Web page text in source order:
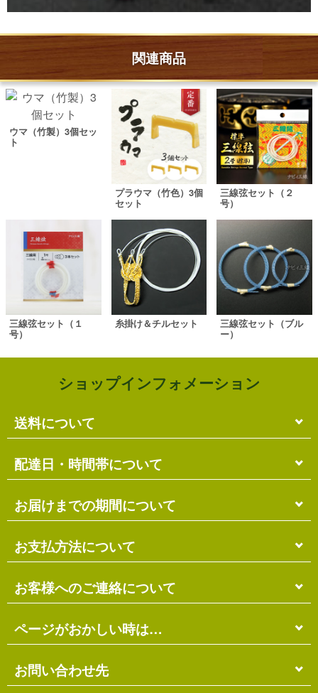
関連商品
ウマ（竹製）3個セッ
ト
プラウマ（竹色）3個
セット
三線弦セット（２
号）
三線弦セット（１
号）
糸掛け＆チルセット
三線弦セット（ブル
ー）
ショップインフォメーション
送料について
単品のみの場合
各商品に記載の送料となります。
複数商品の場合
ます。
送料には梱包料も含まれています。
※ショッピングカートの仕組み上、送料が正しく計算
されない場合があります。
※商品の組み合わせによっては別梱包となり、送料が
別途必要となる場合があります。
※上記の際は、自動返信メール以降に改めて正しい送
料をお知らせします。
配達日・時間帯について
配達日・配達時間帯のご指定は出来ません。
お届け先に投函される「ご不在連絡票」より再配達希
望日・時間帯のご指定が可能ですので、こちらをご利
用ください。
お届けまでの期間について
在庫がある場合
ご注文確認日より3営業日以内の発送となります。
離島の場合、上記以上にお時間がかかる場合がありま
す。
品発送予定」メールにてご確認ください。
在庫切れの場合
別途、納期のご連絡をさせていただきます。
お支払方法について
代金引換（＋400円）
商品配送時に配送員にお支払い下さい。
銀行振込（先払い）
口座は琉球銀行のみ
※ゆうちょ銀行でのお取り扱いは出来ません
お客様へのご連絡について
受注・確認・発送・修理など
各発生日より2営業日以内にメール・お電話にてご連
※定休日にはご連絡を行っておりません。予めご了承
ください。
ページがおかしい時は…
当店のホームページは店主がHTMLとCSSを手打ちで
作ったページのため…
お問い合わせ先